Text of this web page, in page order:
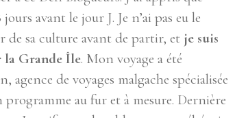
avant le jour J. Je n’ai pas eu le
de sa culture avant de partir, et je suis
Grande Île. Mon voyage a été
de voyages malgache spécialisée
au fur et à mesure. Dernière